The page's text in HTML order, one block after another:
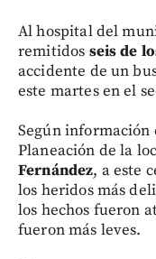
Al hospital del
remitidos seis de
accidente de un
este martes en el
Según información
Planeación de la
Fernández, a este
los heridos más
los hechos fueron
fueron más leves.